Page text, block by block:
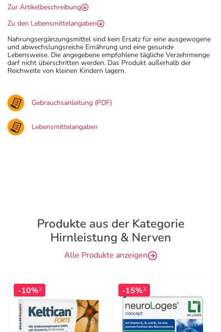
Zur Artikelbeschreibung
Zu den Lebensmittelangaben
Nahrungsergänzungsmittel sind kein Ersatz für eine ausgewogene
und abwechslungsreiche Ernährung und eine gesunde
Lebensweise. Die angegebene empfohlene tägliche Verzehrmenge
darf nicht überschritten werden. Das Produkt außerhalb der
Reichweite von kleinen Kindern lagern.
Gebrauchsanleitung (PDF)
Lebensmittelangaben
Produkte aus der Kategorie
Hirnleistung & Nerven
Alle Produkte anzeigen
-10%3 -15%3